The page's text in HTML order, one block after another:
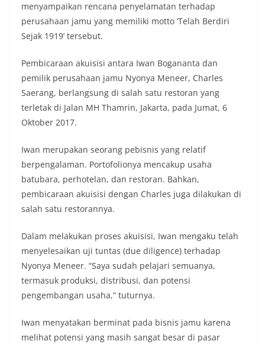
menyampaikan rencana penyelamatan terhadap
perusahaan jamu yang memiliki motto ‘Telah Berdiri
Sejak 1919’ tersebut.
Pembicaraan akuisisi antara Iwan Bogananta dan
pemilik perusahaan jamu Nyonya Meneer, Charles
Saerang, berlangsung di salah satu restoran yang
terletak di Jalan MH Thamrin, Jakarta, pada Jumat, 6
Oktober 2017.
Iwan merupakan seorang pebisnis yang relatif
berpengalaman. Portofolionya mencakup usaha
batubara, perhotelan, dan restoran. Bahkan,
pembicaraan akuisisi dengan Charles juga dilakukan di
salah satu restorannya.
Dalam melakukan proses akuisisi, Iwan mengaku telah
menyelesaikan uji tuntas (due diligence) terhadap
Nyonya Meneer. “Saya sudah pelajari semuanya,
termasuk produksi, distribusi, dan potensi
pengembangan usaha,” tuturnya.
Iwan menyatakan berminat pada bisnis jamu karena
melihat potensi yang masih sangat besar di pasar